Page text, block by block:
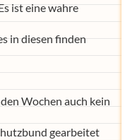
ist eine wahre
in diesen finden
Wochen auch kein
gearbeitet